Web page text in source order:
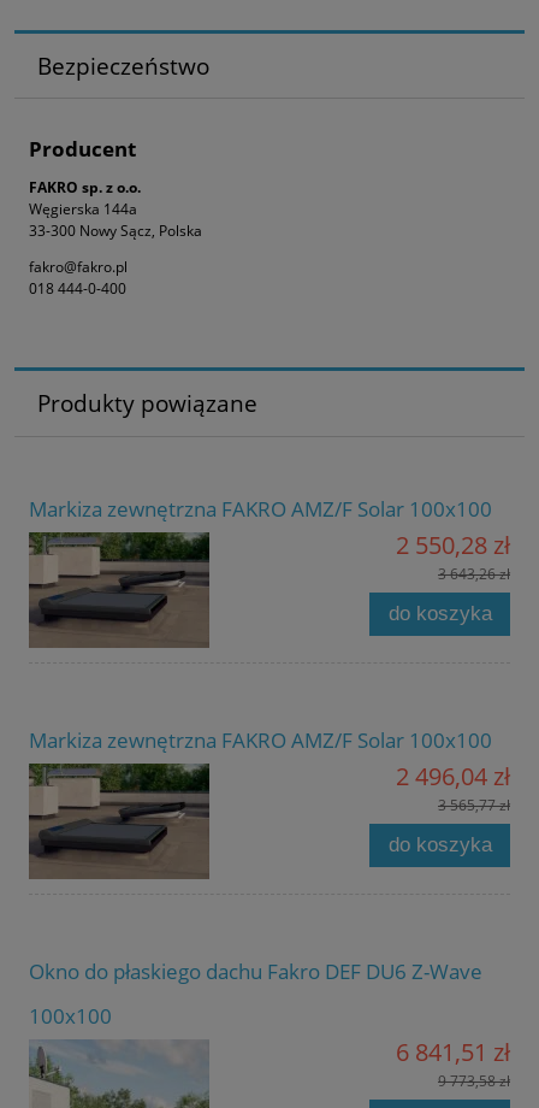
Bezpieczeństwo
Producent
FAKRO sp. z o.o.
Węgierska 144a
33-300 Nowy Sącz, Polska
fakro@fakro.pl
018 444-0-400
Produkty powiązane
Markiza zewnętrzna FAKRO AMZ/F Solar 100x100
2 550,28 zł
3 643,26 zł
do koszyka
Markiza zewnętrzna FAKRO AMZ/F Solar 100x100
2 496,04 zł
3 565,77 zł
do koszyka
Okno do płaskiego dachu Fakro DEF DU6 Z-Wave
100x100
6 841,51 zł
9 773,58 zł